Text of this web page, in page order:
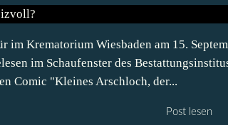
im Krematorium Wiesbaden am 15.
im Schaufenster des
Comic "Kleines Arschloch, der...
Post lesen